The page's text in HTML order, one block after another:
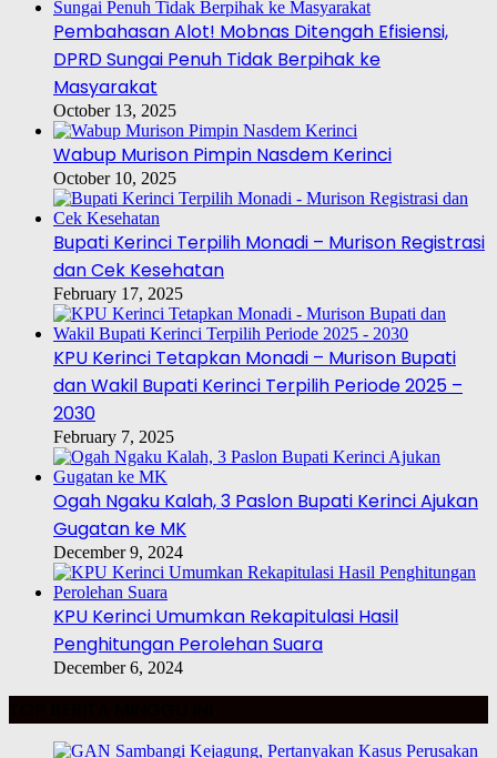
Pembahasan Alot! Mobnas Ditengah Efisiensi,
DPRD Sungai Penuh Tidak Berpihak ke
Masyarakat
October 13, 2025
Wabup Murison Pimpin Nasdem Kerinci
October 10, 2025
Bupati Kerinci Terpilih Monadi – Murison Registrasi
dan Cek Kesehatan
February 17, 2025
KPU Kerinci Tetapkan Monadi – Murison Bupati
dan Wakil Bupati Kerinci Terpilih Periode 2025 –
2030
February 7, 2025
Ogah Ngaku Kalah, 3 Paslon Bupati Kerinci Ajukan
Gugatan ke MK
December 9, 2024
KPU Kerinci Umumkan Rekapitulasi Hasil
Penghitungan Perolehan Suara
December 6, 2024